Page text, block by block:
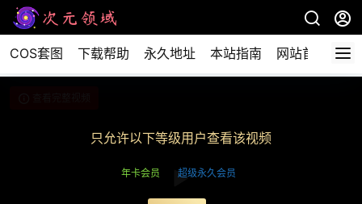
COS套图 下载帮助 永久地址 本站指南 网站首页
只允许以下等级用户查看该视频
年卡会员 超级永久会员